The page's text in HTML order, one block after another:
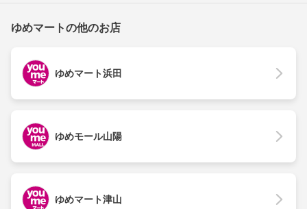
ゆめマートの他のお店
ゆめマート浜田
ゆめモール山陽
ゆめマート津山